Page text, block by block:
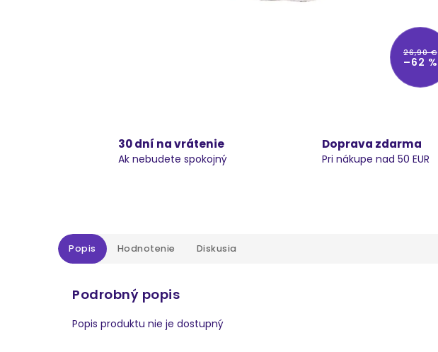
26,90 €
–62 %
30 dní na vrátenie
Ak nebudete spokojný
Doprava zdarma
Pri nákupe nad 50 EUR
Popis Hodnotenie Diskusia
Podrobný popis
Popis produktu nie je dostupný